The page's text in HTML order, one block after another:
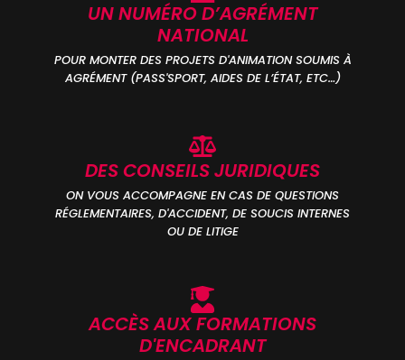
UN NUMÉRO D’AGRÉMENT
NATIONAL
POUR MONTER DES PROJETS D'ANIMATION SOUMIS À
AGRÉMENT (PASS'SPORT, AIDES DE L’ÉTAT, ETC…)
DES CONSEILS JURIDIQUES
ON VOUS ACCOMPAGNE EN CAS DE QUESTIONS
RÉGLEMENTAIRES, D'ACCIDENT, DE SOUCIS INTERNES
OU DE LITIGE
ACCÈS AUX FORMATIONS
D'ENCADRANT